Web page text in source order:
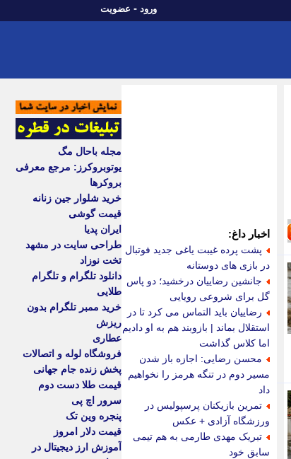
ورود - عضویت
اخبار داغ:
پشت پرده غیبت یاغی جدید فوتبال
در بازی های دوستانه
جانشین رضاییان درخشید؛ دو پاس
گل برای شروعی رویایی
رضاییان باید التماس می کرد تا در
استقلال بماند | بازوبند هم به او دادیم
اما کلاس گذاشت
محسن رضایی: اجازه باز شدن
مسیر دوم در تنگه هرمز را نخواهیم
داد
تمرین بازیکنان پرسپولیس در
ورزشگاه آزادی + عکس
تبریک مهدی طارمی به هم تیمی
سابق خود
مجله باحال مگ
یوتوبروکرز: مرجع معرفی
بروکرها
خرید شلوار جین زنانه
قیمت گوشی
ایران پدیا
طراحی سایت در مشهد
تخت نوزاد
دانلود تلگرام و تلگرام
طلایی
خرید ممبر تلگرام بدون
ریزش
عطاری
فروشگاه لوله و اتصالات
پخش زنده جام جهانی
قیمت طلا دست دوم
سرور اچ پی
پنجره وین تک
قیمت دلار امروز
آموزش ارز دیجیتال در